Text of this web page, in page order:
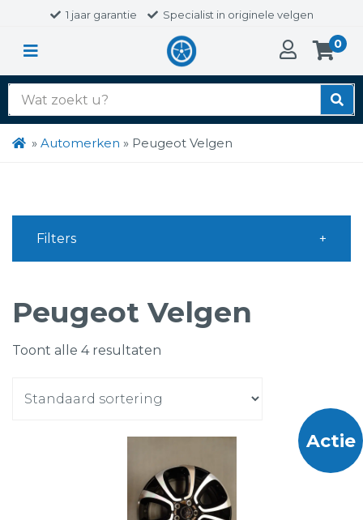
1 jaar garantie Specialist in originele velgen
0
Zoek
naar:
» Automerken » Peugeot Velgen
Peugeot Velgen
Toont alle 4 resultaten
Actie
Filters